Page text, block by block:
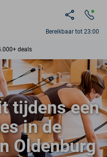
Bereikbaar tot 23:00
deals
beschikbaar
leden
9,4
deals
tijdens een
in de
Oldenburg